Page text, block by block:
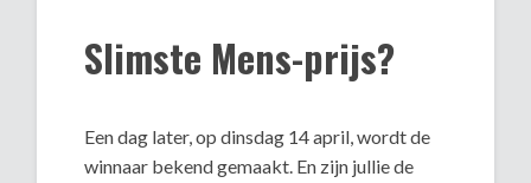
Slimste Mens-prijs?
Een dag later, op dinsdag 14 april, wordt de
winnaar bekend gemaakt. En zijn jullie de